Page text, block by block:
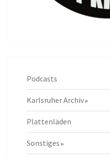
Podcasts
Karlsruher Archiv
Plattenläden
Sonstiges